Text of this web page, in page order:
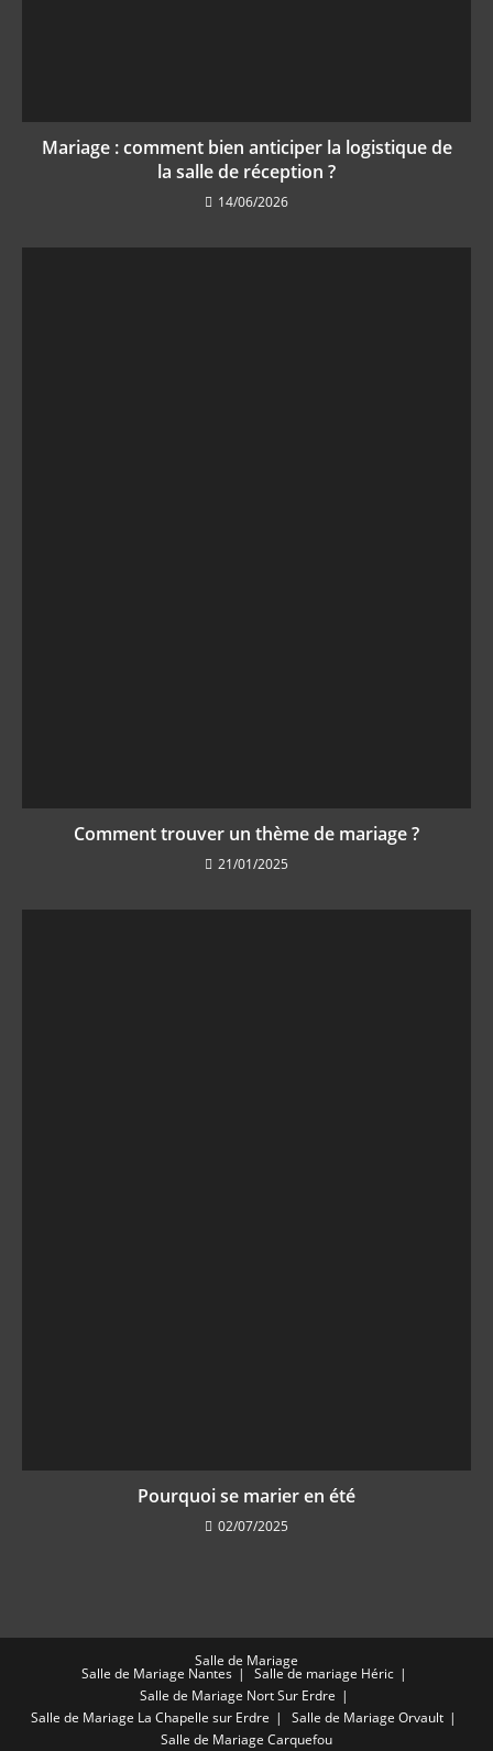
Mariage : comment bien anticiper la logistique de
la salle de réception ?
14/06/2026
Comment trouver un thème de mariage ?
21/01/2025
Pourquoi se marier en été
02/07/2025
Salle de Mariage
Salle de Mariage Nantes
Salle de mariage Héric
Salle de Mariage Nort Sur Erdre
Salle de Mariage La Chapelle sur Erdre
Salle de Mariage Orvault
Salle de Mariage Carquefou